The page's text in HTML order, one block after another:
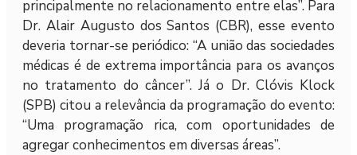
principalmente no relacionamento entre elas”. Para
Dr. Alair Augusto dos Santos (CBR), esse evento
deveria tornar-se periódico: “A união das sociedades
médicas é de extrema importância para os avanços
no tratamento do câncer”. Já o Dr. Clóvis Klock
(SPB) citou a relevância da programação do evento:
“Uma programação rica, com oportunidades de
agregar conhecimentos em diversas áreas”.